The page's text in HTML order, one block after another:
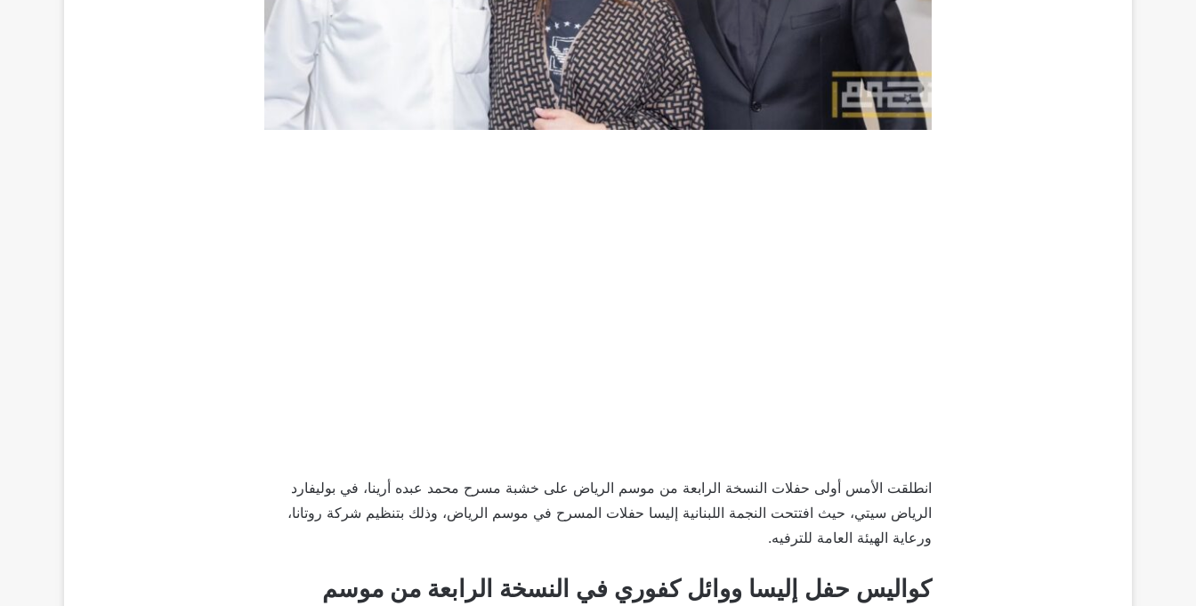
انطلقت الأمس أولى حفلات النسخة الرابعة من موسم الرياض على خشبة مسرح محمد عبده أرينا، في بوليفارد
الرياض سيتي، حيث افتتحت النجمة اللبنانية إليسا حفلات المسرح في موسم الرياض، وذلك بتنظيم شركة روتانا،
ورعاية الهيئة العامة للترفيه.
كواليس حفل إليسا ووائل كفوري في النسخة الرابعة من موسم